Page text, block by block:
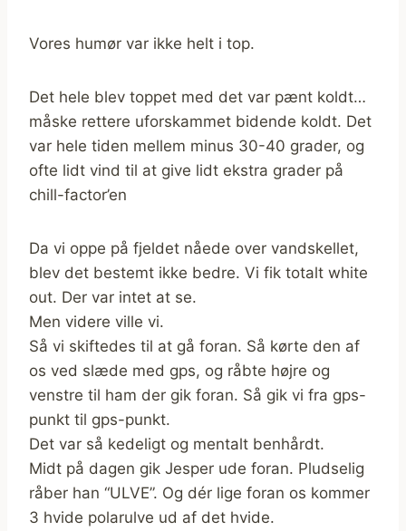
Vores humør var ikke helt i top.
Det hele blev toppet med det var pænt koldt…
måske rettere uforskammet bidende koldt. Det
var hele tiden mellem minus 30-40 grader, og
ofte lidt vind til at give lidt ekstra grader på
chill-factor’en
Da vi oppe på fjeldet nåede over vandskellet,
blev det bestemt ikke bedre. Vi fik totalt white
out. Der var intet at se.
Men videre ville vi.
Så vi skiftedes til at gå foran. Så kørte den af
os ved slæde med gps, og råbte højre og
venstre til ham der gik foran. Så gik vi fra gps-
punkt til gps-punkt.
Det var så kedeligt og mentalt benhårdt.
Midt på dagen gik Jesper ude foran. Pludselig
råber han “ULVE”. Og dér lige foran os kommer
3 hvide polarulve ud af det hvide.